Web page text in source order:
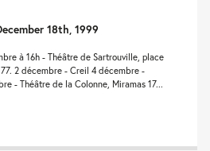
18th, 1999
à 16h - Théâtre de Sartrouville, place
2 décembre - Creil 4 décembre -
- Théâtre de la Colonne, Miramas 17...